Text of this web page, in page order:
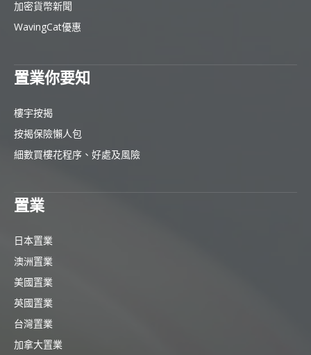
加密貨幣新聞
WavingCat優惠
置業你要知
樓宇按揭
按揭保險懶人包
細數買樓花程序、好處及風險
置業
日本置業
澳洲置業
美國置業
英國置業
台灣置業
加拿大置業